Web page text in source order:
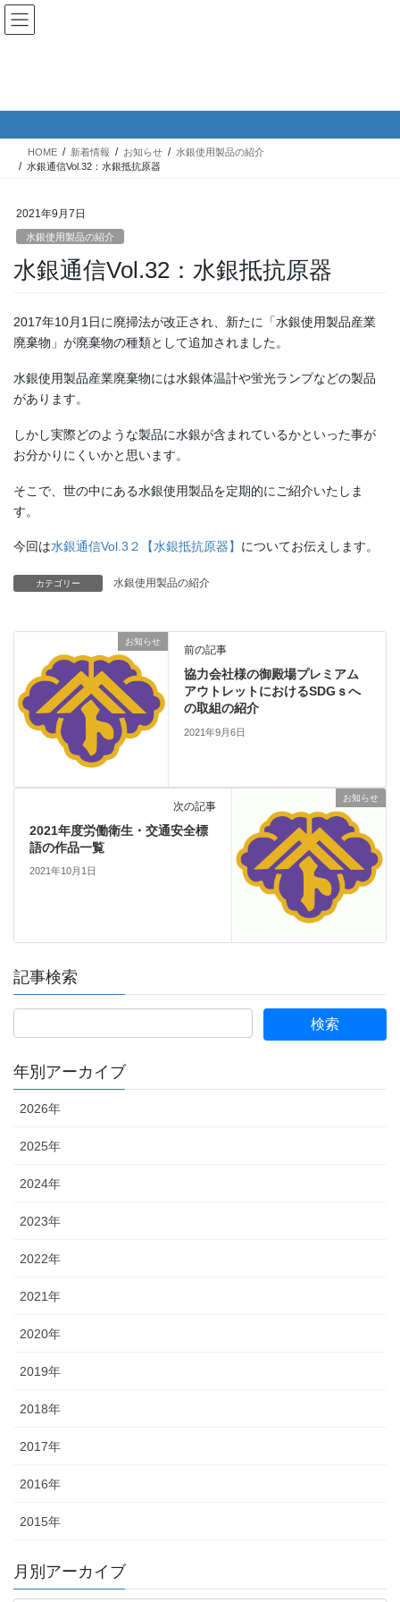
コ
ン
キ
ナ
ビ
に
HOME 新着情報 お知らせ
水銀使用製品の紹介
水銀通信Vol.32：水銀抵抗原器
2021年9月7日
水銀使用製品の紹介
水銀通信Vol.32：水銀抵抗原器
2017年10月1日に廃掃法が改正され、新たに「水銀使用製品産業
廃棄物」が廃棄物の種類として追加されました。
水銀使用製品産業廃棄物には水銀体温計や蛍光ランプなどの製品
があります。
しかし実際どのような製品に水銀が含まれているかといった事が
お分かりにくいかと思います。
そこで、世の中にある水銀使用製品を定期的にご紹介いたしま
す。
今回は水銀通信Vol.3２【水銀抵抗原器】 についてお伝えします。
カテゴリー 水銀使用製品の紹介
お知らせ
前の記事
協力会社様の御殿場プレミアム
アウトレットにおけるSDGｓへ
の取組の紹介
2021年9月6日
お知らせ
次の記事
2021年度労働衛生・交通安全標
語の作品一覧
2021年10月1日
記事検索
年別アーカイブ
2026年
2025年
2024年
2023年
2022年
2021年
2020年
2019年
2018年
2017年
2016年
2015年
月別アーカイブ
月